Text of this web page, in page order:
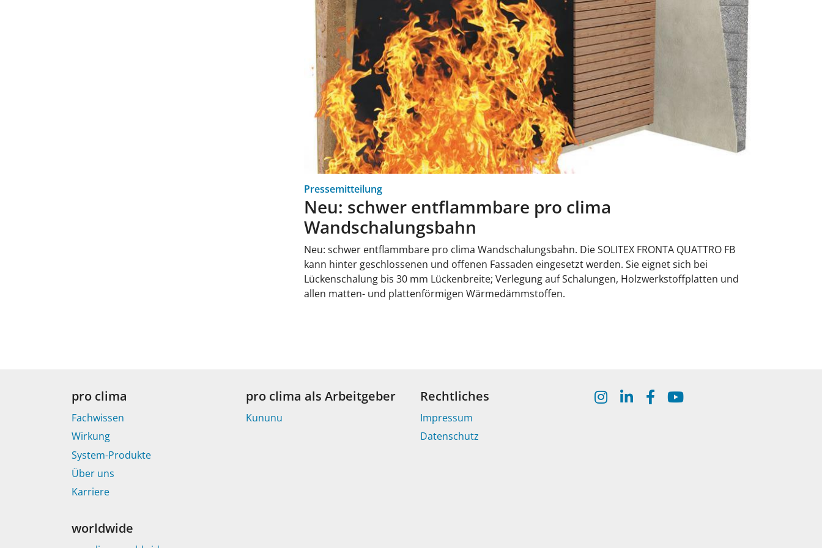
Pressemitteilung
Neu: schwer entflammbare pro clima
Wandschalungsbahn
Neu: schwer entflammbare pro clima Wandschalungsbahn. Die SOLITEX FRONTA QUATTRO FB
kann hinter geschlossenen und offenen Fassaden eingesetzt werden. Sie eignet sich bei
Lückenschalung bis 30 mm Lückenbreite; Verlegung auf Schalungen, Holzwerkstoffplatten und
allen matten- und plattenförmigen Wärmedämmstoffen.
pro clima
Fachwissen
Wirkung
System-Produkte
Über uns
Karriere
worldwide
pro clima als Arbeitgeber
Kununu
Rechtliches
Impressum
Datenschutz